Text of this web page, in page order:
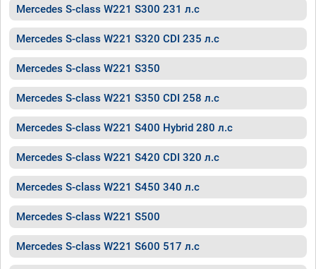
Mercedes S-class W221 S300 231 л.с
Mercedes S-class W221 S320 CDI 235 л.с
Mercedes S-class W221 S350
Mercedes S-class W221 S350 CDI 258 л.с
Mercedes S-class W221 S400 Hybrid 280 л.с
Mercedes S-class W221 S420 CDI 320 л.с
Mercedes S-class W221 S450 340 л.с
Mercedes S-class W221 S500
Mercedes S-class W221 S600 517 л.с